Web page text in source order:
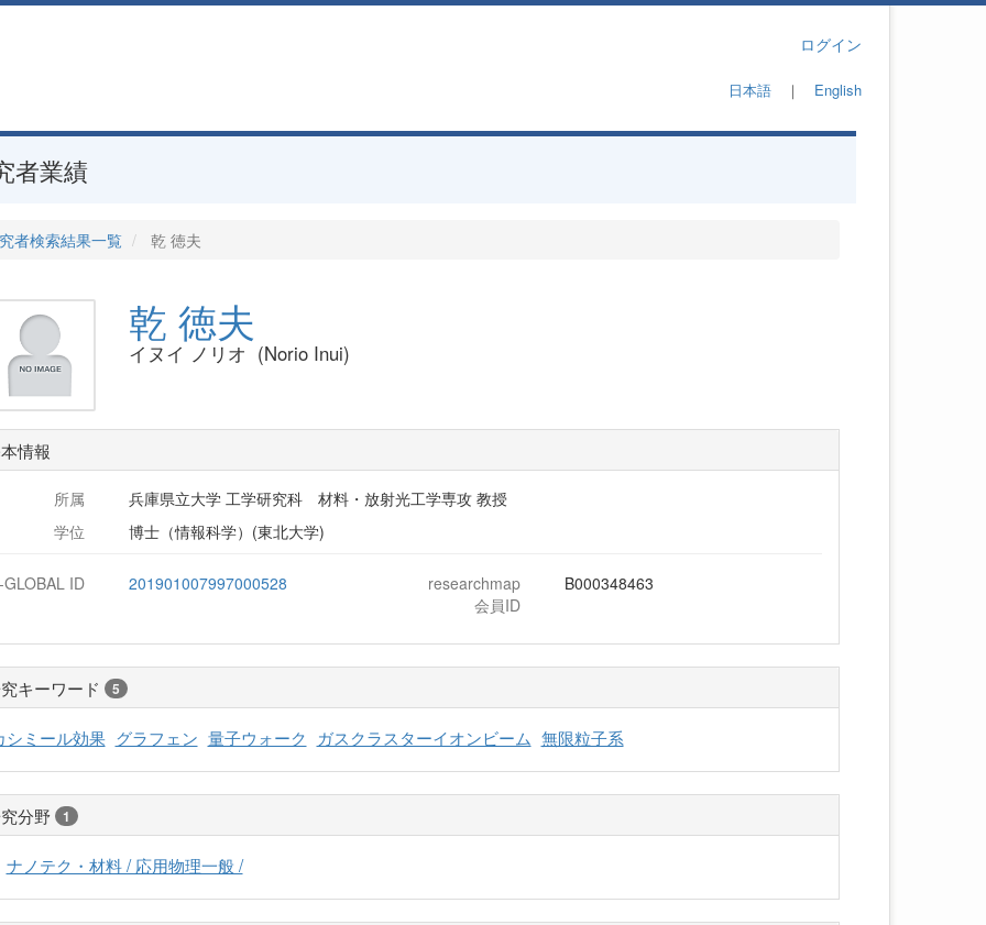
ログイン
日本語｜ English
者業績
者検索結果一覧 乾 徳夫
乾 徳夫
イヌイ ノリオ (Norio Inui)
情報
所属
兵庫県立大学 工学研究科 材料・放射光工学専攻 教授
学位
博士（情報科学）(東北大学)
GLOBAL ID 201901007997000528
researchmap
会員ID
B000348463
キーワード 5
シミール効果 グラフェン 量子ウォーク ガスクラスターイオンビーム 無限粒子系
分野 1
ナノテク・材料 / 応用物理一般 /